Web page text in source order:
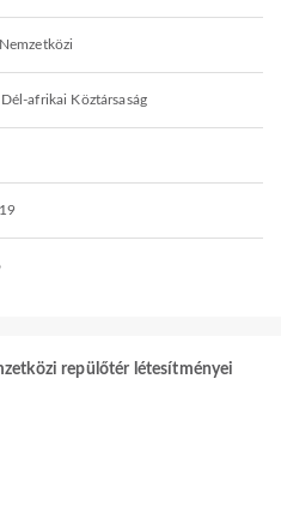
afrikai Köztársaság
repülőtér létesítményei